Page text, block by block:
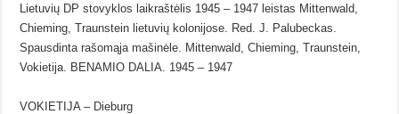
Lietuvių DP stovyklos laikraštėlis 1945 – 1947 leistas Mittenwald,
Chieming, Traunstein lietuvių kolonijose. Red. J. Palubeckas.
Spausdinta rašomąja mašinėle. Mittenwald, Chieming, Traunstein,
Vokietija. BENAMIO DALIA. 1945 – 1947
VOKIETIJA – Dieburg